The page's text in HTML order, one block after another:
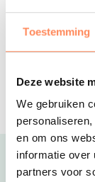
Toestemming
Deze website
We gebruiken
en om ons
informatie over
partners voor